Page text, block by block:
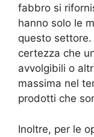
fabbro si
hanno solo le
questo
certezza che
avvolgibili o
massima nel
prodotti che
Inoltre, per le